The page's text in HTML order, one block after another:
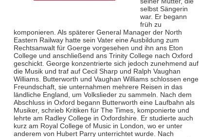
selbst Sängerin
war. Er begann
früh zu
komponieren. Als späterer General Manager der North
Eastern Railway hatte sein Vater eine Ausbildung zum
Rechtsanwalt für Goerge vorgesehen und ihn ans Eton
College und anschließend ans Trinity College nach Oxford
geschickt. George konzentrierte sich jedoch zunehmend auf
die Musik und traf auf Cecil Sharp und Ralph Vaughan
Williams. Butterworth und Vaughan Williams schlossen enge
Freundschaft, sie unternahmen mehrere Reisen in das
ländliche England, um Volkslieder zu sammeln. Nach dem
Abschluss in Oxford begann Butterworth eine Laufbahn als
Musiker, schrieb Kritiken für The Times, komponierte und
lehrte am Radley College in Oxfordshire. Er studierte auch
kurz am Royal College of Music in London, wo er unter
anderem von Hubert Parry unterrichtet wurde. Nach